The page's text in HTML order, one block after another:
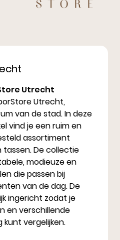
Utrecht
Utrecht,
van de stad. In deze
vind je een ruim en
assortiment
De collectie
modieuze en
die passen bij
van de dag. De
ingericht zodat je
en verschillende
kunt vergelijken.